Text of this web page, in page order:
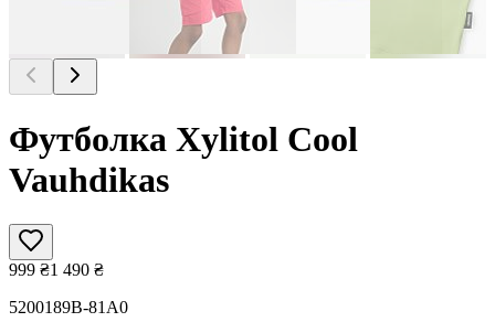
Футболка Xylitol Cool
Vauhdikas
999 ₴1 490 ₴
5200189B-81A0